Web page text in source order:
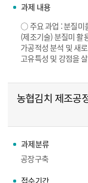
과제 내용
○ 주요 과업 : 분질미
(제조기술) 분질미 활
가공적성 분석 및 새
고유특성 및 강점을
농협김치 제조공
과제분류
공장구축
접수기간